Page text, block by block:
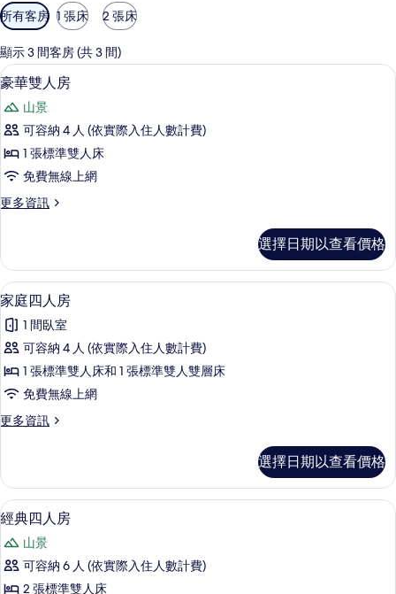
可
用
的
客
房
篩
選
條
所有客房 1 張床 2 張床
顯示 3 間客房 (共 3 間)
顯
示
豪
華
雙
房
所
有
相
片
豪華雙人房 | 書桌、遮光布/窗簾、隔
5
豪華雙人房
山景
可容納 4 人 (依實際入住人數計費)
1 張標準雙人床
免費無線上網
更多資訊
更
雙
人
房
的
詳
情
選擇日期以查看價格
顯
示
家
庭
四
房
所
有
相
片
5
家庭四人房
1 間臥室
可容納 4 人 (依實際入住人數計費)
1 張標準雙人床和 1 張標準雙人雙層床
免費無線上網
更多資訊
更
四
人
房
詳
情
選擇日期以查看價格
顯
示
經
典
經典四人房 | 書桌、遮光布/窗簾、隔
4
經典四人房
山景
可容納 6 人 (依實際入住人數計費)
2 張標準雙人床